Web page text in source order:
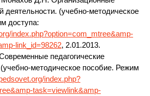
(учебно-методическое
доступа:
index.php?option=com_mtree&amp-
link_id=98262, 2.01.2013.
педагогические
методическое пособие. Режим
index.php?
task=viewlink&amp-